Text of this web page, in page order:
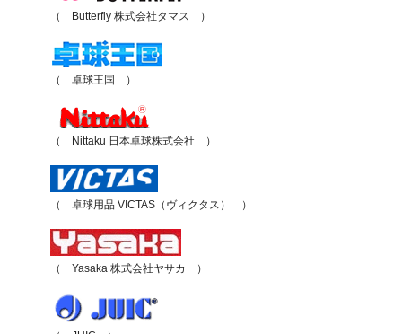
（ Butterfly 株式会社タマス ）
（ 卓球王国 ）
（ Nittaku 日本卓球株式会社 ）
（ 卓球用品 VICTAS（ヴィクタス） ）
（ Yasaka 株式会社ヤサカ ）